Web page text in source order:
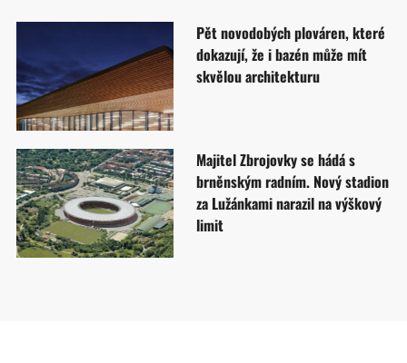
Pět novodobých plováren, které
dokazují, že i bazén může mít
skvělou architekturu
Majitel Zbrojovky se hádá s
brněnským radním. Nový stadion
za Lužánkami narazil na výškový
limit